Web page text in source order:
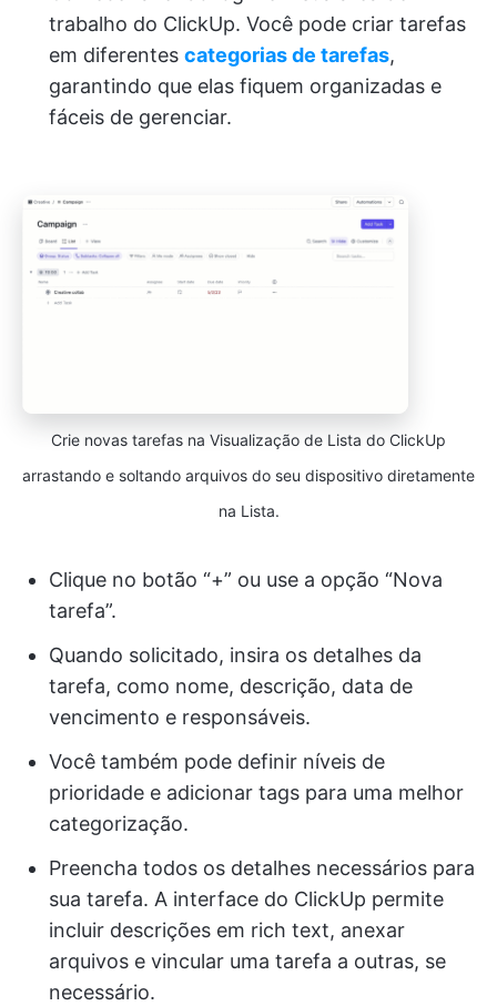
trabalho do ClickUp. Você pode criar tarefas
em diferentes categorias de tarefas,
garantindo que elas fiquem organizadas e
fáceis de gerenciar.
Crie novas tarefas na Visualização de Lista do ClickUp
arrastando e soltando arquivos do seu dispositivo diretamente
na Lista.
Clique no botão “+” ou use a opção “Nova
tarefa”.
Quando solicitado, insira os detalhes da
tarefa, como nome, descrição, data de
vencimento e responsáveis.
Você também pode definir níveis de
prioridade e adicionar tags para uma melhor
categorização.
Preencha todos os detalhes necessários para
sua tarefa. A interface do ClickUp permite
incluir descrições em rich text, anexar
arquivos e vincular uma tarefa a outras, se
necessário.